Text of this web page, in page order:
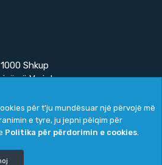
Shkup
së Veriut
Politika për përdorimin e cookies
All rights reserved by
për t'ju mundësuar një përvojë më
e tyre, ju jepni pëlqim për
Politika për përdorimin e cookies.